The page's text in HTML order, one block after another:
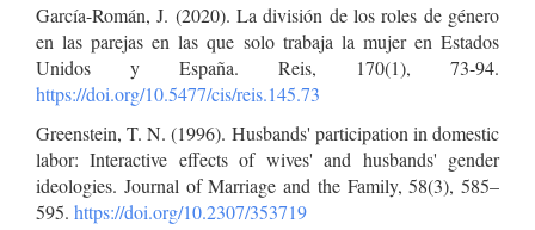
García-Román, J. (2020). La división de los roles de género
en las parejas en las que solo trabaja la mujer en Estados
Unidos y España. Reis, 170(1), 73-94.
https://doi.org/10.5477/cis/reis.145.73
Greenstein, T. N. (1996). Husbands' participation in domestic
labor: Interactive effects of wives' and husbands' gender
ideologies. Journal of Marriage and the Family, 58(3), 585–
595. https://doi.org/10.2307/353719